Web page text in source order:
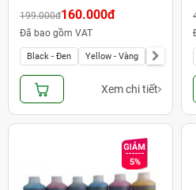
199.000đ160.000đ
Đã bao gồm VAT
Black - Đen Yellow - Vàng Magenta -
Xem chi tiết
5%